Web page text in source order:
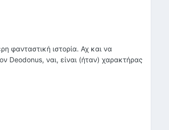
φανταστική ιστορία. Αχ και να
ναι, είναι (ήταν) χαρακτήρας